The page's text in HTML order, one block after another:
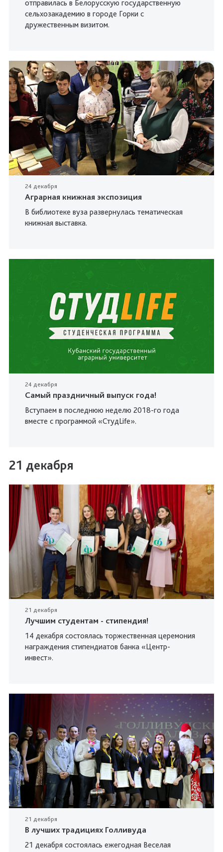
отправилась в Белорусскую государственную
сельхозакадемию в городе Горки с
дружественным визитом.
24 декабря
Аграрная книжная экспозиция
В библиотеке вуза развернулась тематическая
книжная выставка.
24 декабря
Самый праздничный выпуск года!
Вступаем в последнюю неделю 2018-го года
вместе с программой «СтудLife».
21 декабря
21 декабря
Лучшим студентам - стипендия!
14 декабря состоялась торжественная церемония
награждения стипендиатов банка «Центр-
инвест».
21 декабря
В лучших традициях Голливуда
21 декабря состоялась ежегодная Веселая